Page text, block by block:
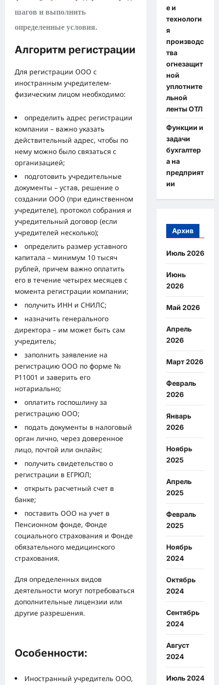
шагов и выполнить
определенные условия.
Алгоритм регистрации
Для регистрации ООО с
иностранным учредителем-
физическим лицом необходимо:
определить адрес регистрации
компании – важно указать
действительный адрес, чтобы по
нему можно было связаться с
организацией;
подготовить учредительные
документы – устав, решение о
создании ООО (при единственном
учредителе), протокол собрания и
учредительный договор (если
учредителей несколько);
определить размер уставного
капитала – минимум 10 тысяч
рублей, причем важно оплатить
его в течение четырех месяцев с
момента регистрации компании;
получить ИНН и СНИЛС;
назначить генерального
директора – им может быть сам
учредитель;
заполнить заявление на
регистрацию ООО по форме №
Р11001 и заверить его
нотариально;
оплатить госпошлину за
регистрацию ООО;
подать документы в налоговый
орган лично, через доверенное
лицо, почтой или онлайн;
получить свидетельство о
регистрации в ЕГРЮЛ;
открыть расчетный счет в
банке;
поставить ООО на учет в
Пенсионном фонде, Фонде
социального страхования и Фонде
обязательного медицинского
страхования.
Для определенных видов
деятельности могут потребоваться
дополнительные лицензии или
другие разрешения.
Особенности:
Иностранный учредитель ООО,
е и
технологи
я
производс
тва
огнезащит
ной
уплотните
льной
ленты ОТЛ
Функции и
задачи
бухгалтер
а на
предприят
ии
Архив
Июль 2026
Июнь
2026
Май 2026
Апрель
2026
Март 2026
Февраль
2026
Январь
2026
Ноябрь
2025
Апрель
2025
Февраль
2025
Ноябрь
2024
Октябрь
2024
Сентябрь
2024
Август
2024
Июль 2024